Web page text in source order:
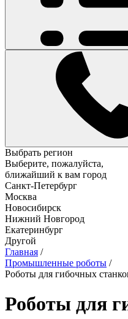
Выбрать регион
Выберите, пожалуйста,
ближайший к вам город
Санкт-Петербург
Москва
Новосибирск
Нижний Новгород
Екатеринбург
Другой
Главная /
Промышленные роботы /
Роботы для гибочных
Роботы для